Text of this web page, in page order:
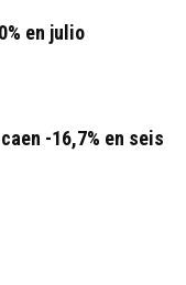
en julio
-16,7% en seis